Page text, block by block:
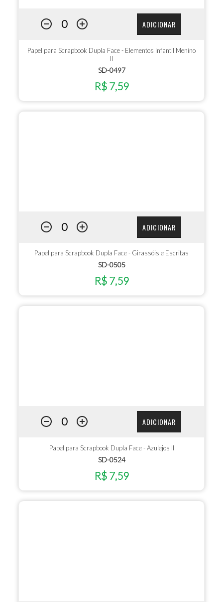
ADICIONAR
Papel para Scrapbook Dupla Face - Elementos Infantil Menino
II
SD-0497
R$ 7,59
ADICIONAR
Papel para Scrapbook Dupla Face - Girassóis e Escritas
SD-0505
R$ 7,59
ADICIONAR
Papel para Scrapbook Dupla Face - Azulejos II
SD-0524
R$ 7,59